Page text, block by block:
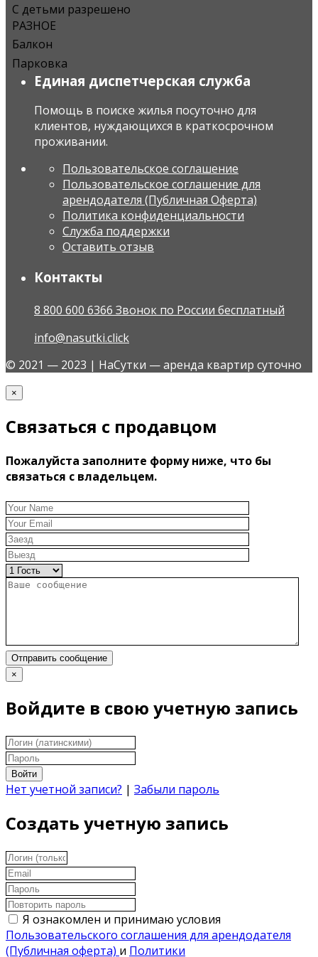
С детьми разрешено
РАЗНОЕ
Балкон
Парковка
Единая диспетчерская служба
Помощь в поиске жилья посуточно для
клиентов, нуждающихся в краткосрочном
проживании.
Пользовательское соглашение
Пользовательское соглашение для
арендодателя (Публичная Оферта)
Политика конфиденциальности
Служба поддержки
Оставить отзыв
Контакты
8 800 600 6366 Звонок по России бесплатный
info@nasutki.click
© 2021 — 2023 | НаСутки — аренда квартир суточно
×
Связаться с продавцом
Пожалуйста заполните форму ниже, что бы
связаться с владельцем.
Отправить сообщение
×
Войдите в свою учетную запись
Войти
Нет учетной записи? | Забыли пароль
Создать учетную запись
Я ознакомлен и принимаю условия
Пользовательского соглашения для арендодателя
(Публичная оферта) и Политики